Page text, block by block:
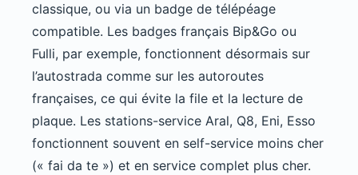
classique, ou via un badge de télépéage
compatible. Les badges français Bip&Go ou
Fulli, par exemple, fonctionnent désormais sur
l’autostrada comme sur les autoroutes
françaises, ce qui évite la file et la lecture de
plaque. Les stations-service Aral, Q8, Eni, Esso
fonctionnent souvent en self-service moins cher
(« fai da te ») et en service complet plus cher.